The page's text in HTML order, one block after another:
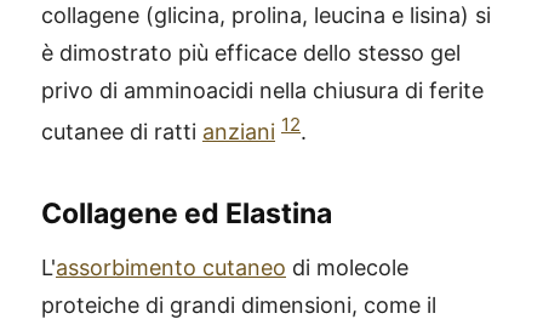
collagene (glicina, prolina, leucina e lisina) si
è dimostrato più efficace dello stesso gel
privo di amminoacidi nella chiusura di ferite
cutanee di ratti anziani 12.
Collagene ed Elastina
L'assorbimento cutaneo di molecole
proteiche di grandi dimensioni, come il